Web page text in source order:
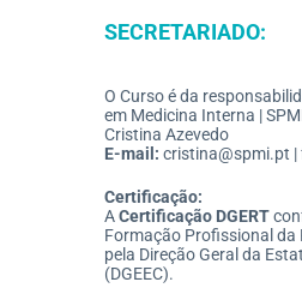
SECRETARIADO:
O Curso é da
em Medicina Interna |
Cristina Azevedo
E-mail: cristina@spmi.pt
Certificação:
ACertificação DGERT
Formação Profissional da
pela Direção Geral da
(DGEEC).